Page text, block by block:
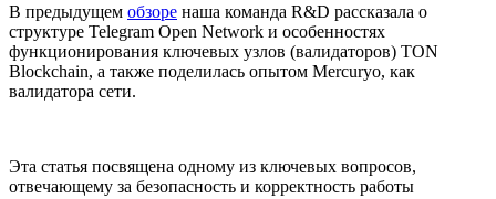
В предыдущем обзоре наша команда R&D рассказала о
структуре Telegram Open Network и особенностях
функционирования ключевых узлов (валидаторов) TON
Blockchain, а также поделилась опытом Mercuryo, как
валидатора сети.
Эта статья посвящена одному из ключевых вопросов,
отвечающему за безопасность и корректность работы